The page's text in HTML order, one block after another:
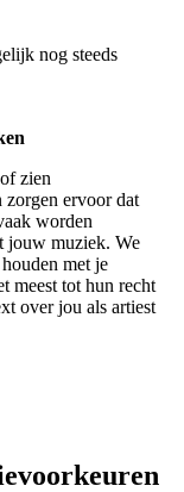
nog steeds
zien
zorgen ervoor dat
worden
jouw muziek. We
met je
meest tot hun recht
over jou als artiest